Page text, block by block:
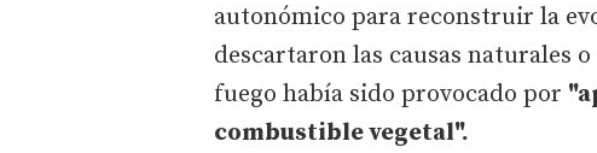
autonómico para reconstruir la
descartaron las causas naturales
fuego había sido provocado por
combustible vegetal".